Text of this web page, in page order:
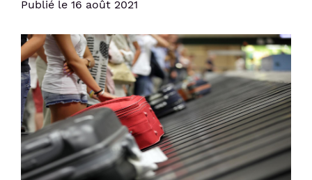
Compagnies & Charters
Compagnies aériennes
Vols Charters
Réservez vos billets d'avion
Service Voiturier
Location de voitures
Réservez votre parking
Détente et divertissement
Hôtel et salle de réunion
Station de recharge électrique
Shop & Collect
Passer le contrôles aux frontières
Duty-free
Consigne et expédition d'objets
Après votre voyage
Bagages perdus et objets trouvés
Politique sociale
Politique sociétale
Confiance clients
Publié le 16 août 2021